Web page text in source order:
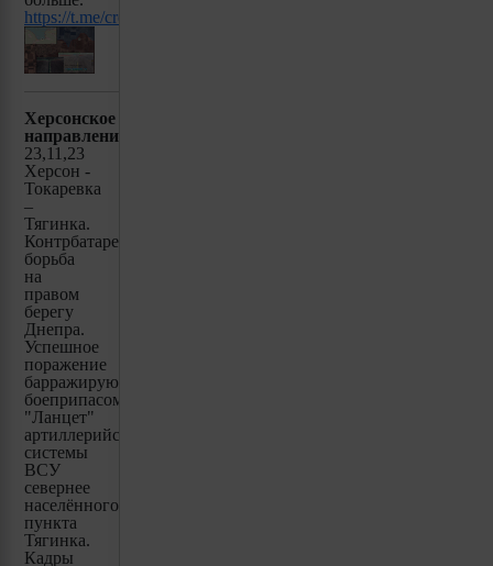
https://t.me/creamy_caprice/3260
Херсонское
направление:
23,11,23
Херсон -
Токаревка
–
Тягинка.
Контрбатарейная
борьба
на
правом
берегу
Днепра.
Успешное
поражение
барражирующим
боеприпасом
"Ланцет"
артиллерийской
системы
ВСУ
севернее
населённого
пункта
Тягинка.
Кадры